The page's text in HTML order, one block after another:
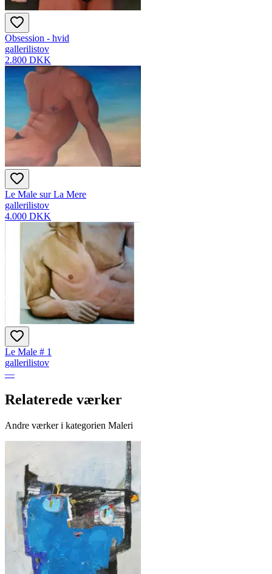
Obsession - hvid
gallerilistov
2.800 DKK
Le Male sur La Mere
gallerilistov
4.000 DKK
Le Male # 1
gallerilistov
—
Relaterede værker
Andre værker i kategorien Maleri